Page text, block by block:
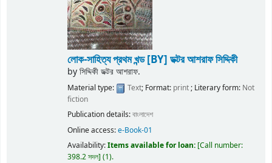
লোক-সাহিত্য প্রথম খন্ড[BY] ডক্টর আশরাফ সিদ্দিকী
byসিদ্দিকী ডক্টর আশরাফ.
Material type: Text; Format: print; Literary form: Not
fiction
Publication details:বাংলাদেশ
Online access:e-Book-01
Availability:Items available for loan: Call number:
398.2 সদল (1).